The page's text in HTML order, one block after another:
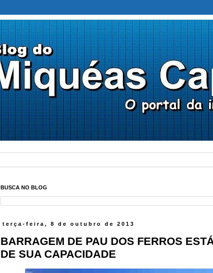
BUSCA NO BLOG
terça-feira, 8 de outubro de 2013
BARRAGEM DE PAU DOS FERROS
DE SUA CAPACIDADE